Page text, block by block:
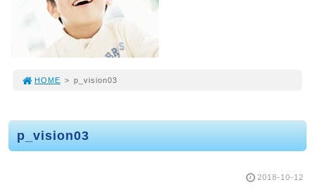
HOME > p_vision03
p_vision03
2018-10-12